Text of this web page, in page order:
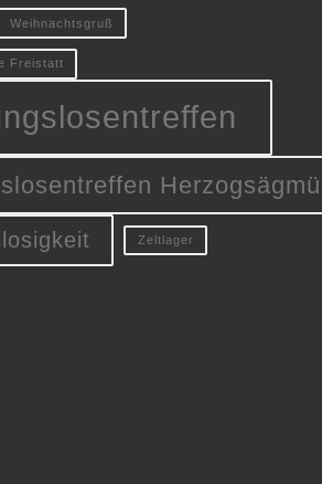
Weihnachtsgruß
Freistatt
Zeltlager